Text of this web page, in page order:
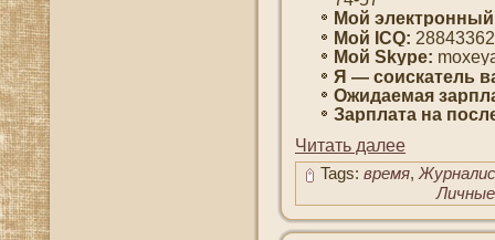
Мой
Мοй ICQ:
Мοй Skype:
Я — сοискатель
Ожидаемая
Зарплата на
Читать далее
Tags: время,
Личные